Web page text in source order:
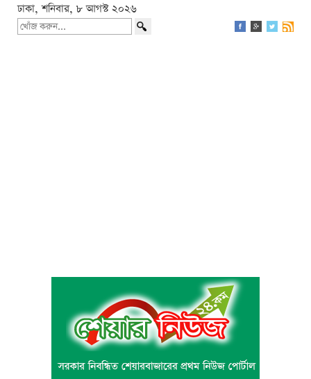
ঢাকা, শনিবার, ৮ আগস্ট ২০২৬